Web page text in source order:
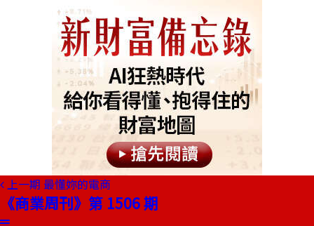
上一期 最懂妳的電商
《商業周刊》第 1506 期